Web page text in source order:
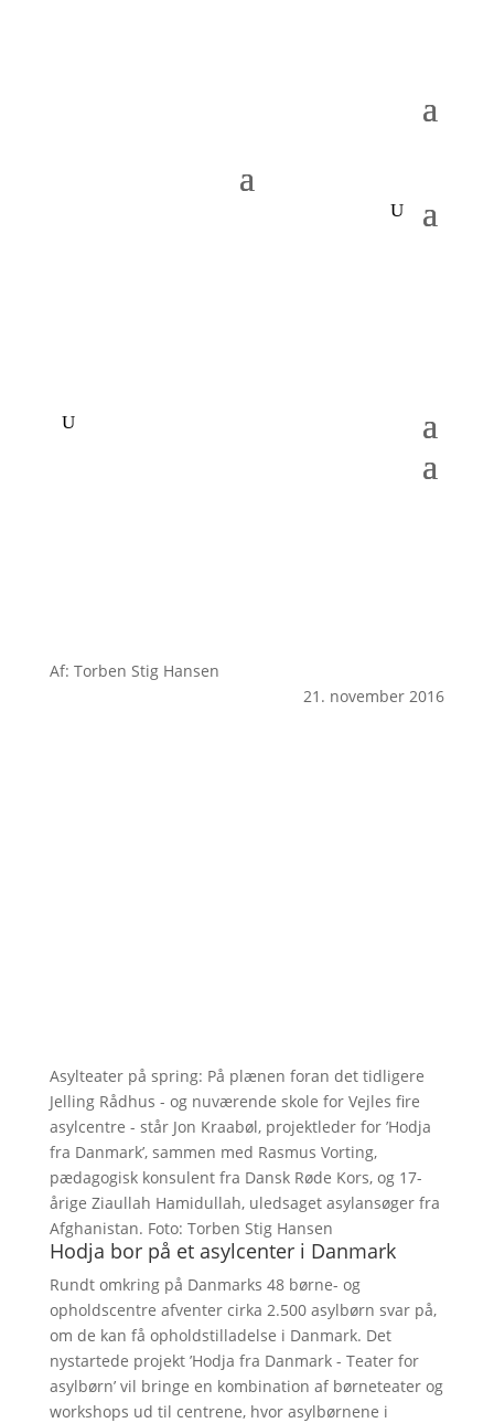
Af: Torben Stig Hansen
21. november 2016
Asylteater på spring: På plænen foran det tidligere
Jelling Rådhus - og nuværende skole for Vejles fire
asylcentre - står Jon Kraabøl, projektleder for ’Hodja
fra Danmark’, sammen med Rasmus Vorting,
pædagogisk konsulent fra Dansk Røde Kors, og 17-
årige Ziaullah Hamidullah, uledsaget asylansøger fra
Afghanistan. Foto: Torben Stig Hansen
Hodja bor på et asylcenter i Danmark
Rundt omkring på Danmarks 48 børne- og
opholdscentre afventer cirka 2.500 asylbørn svar på,
om de kan få opholdstilladelse i Danmark. Det
nystartede projekt ’Hodja fra Danmark - Teater for
asylbørn’ vil bringe en kombination af børneteater og
workshops ud til centrene, hvor asylbørnene i